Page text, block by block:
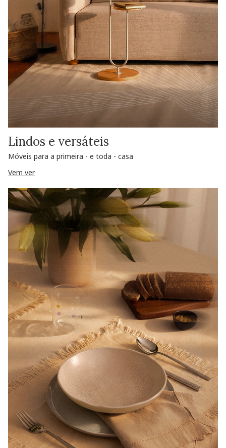
Lindos e versáteis
Móveis para a primeira - e toda - casa
Vem ver